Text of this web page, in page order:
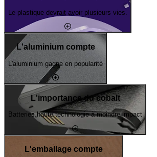
Le plastique devrait avoir plusieurs vies.
L'aluminium compte
L'aluminium gagne en popularité
L'importance du cobalt
Batteries haute technologie à moindre impact
L'emballage compte